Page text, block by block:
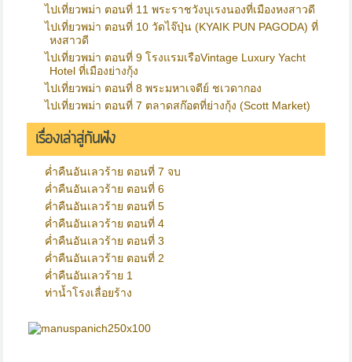
ไปเที่ยวพม่า ตอนที่ 11 พระราชวังบุเรงนองที่เมืองหงสาวดี
ไปเที่ยวพม่า ตอนที่ 10 วัดไจ๊ปุ่น (KYAIK PUN PAGODA) ที่
หงสาวดี
ไปเที่ยวพม่า ตอนที่ 9 โรงแรมเรือVintage Luxury Yacht
Hotel ที่เมืองย่างกุ้ง
ไปเที่ยวพม่า ตอนที่ 8 พระมหาเจดีย์ ชเวดากอง
ไปเที่ยวพม่า ตอนที่ 7 ตลาดสก๊อตที่ย่างกุ้ง (Scott Market)
เรื่องเล่าสู่กันฟัง
ค่ำคืนอันเลวร้าย ตอนที่ 7 จบ
ค่ำคืนอันเลวร้าย ตอนที่ 6
ค่ำคืนอันเลวร้าย ตอนที่ 5
ค่ำคืนอันเลวร้าย ตอนที่ 4
ค่ำคืนอันเลวร้าย ตอนที่ 3
ค่ำคืนอันเลวร้าย ตอนที่ 2
ค่ำคืนอันเลวร้าย 1
ท่าน้ำโรงเลื่อยร้าง